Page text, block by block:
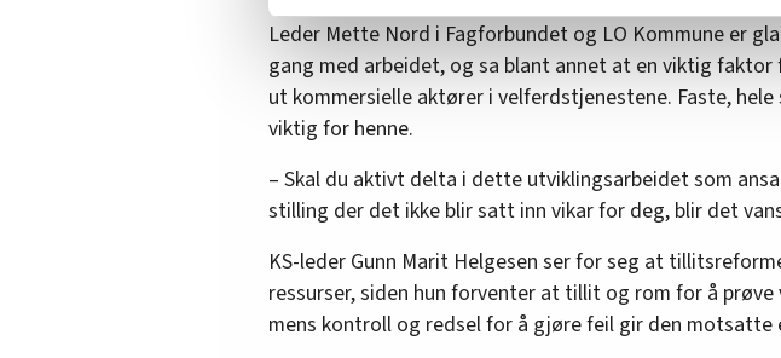
annonsering. Disse er angitt i oversikten lengre ned på
Leder Mette Nord i Fagforbundet og LO Kommune er
gang med arbeidet, og sa blant annet at en viktig faktor
ut kommersielle aktører i velferdstjenestene. Faste,
viktig for henne.
– Skal du aktivt delta i dette utviklingsarbeidet som
stilling der det ikke blir satt inn vikar for deg, blir det
KS-leder Gunn Marit Helgesen ser for seg at
ressurser, siden hun forventer at tillit og rom for å prøve
mens kontroll og redsel for å gjøre feil gir den motsatte